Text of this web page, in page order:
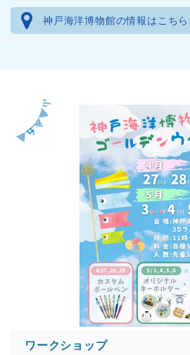
神戸海洋博物館の情報はこちら
ワークショップ